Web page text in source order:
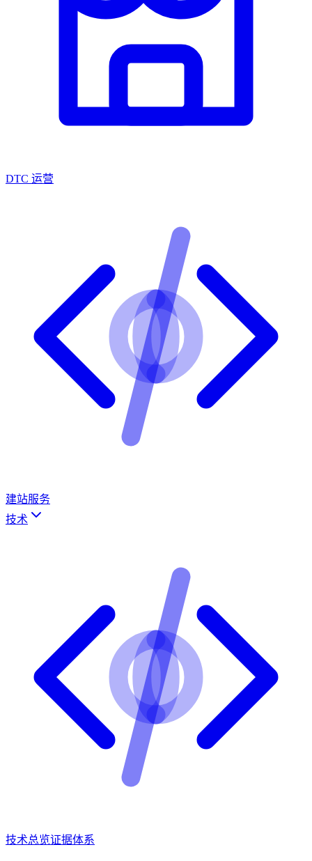
DTC 运营
建站服务
技术
技术总览证据体系